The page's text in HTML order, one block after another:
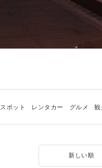
スポット レンタカー グルメ 観
新しい順